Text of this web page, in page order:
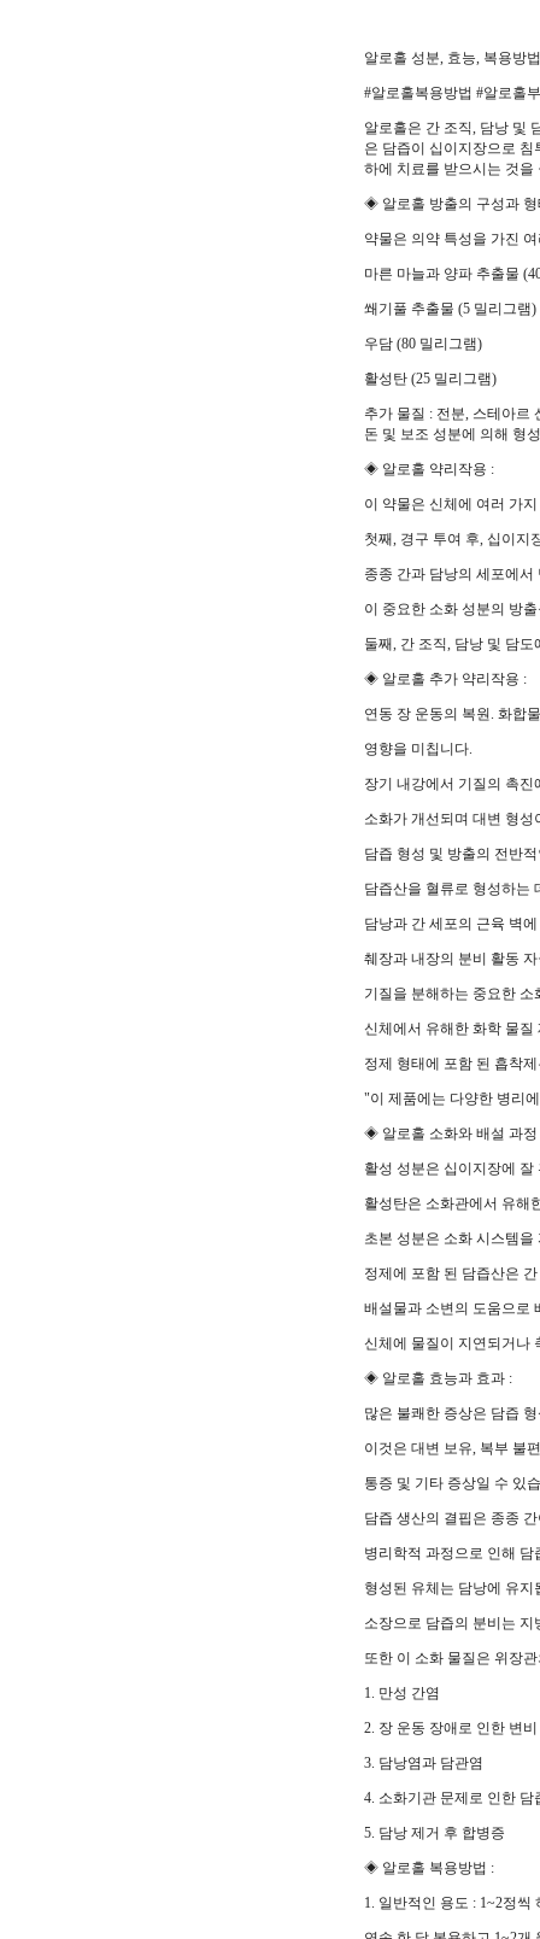
알로홀 성분, 효능, 복용방
#알로홀복용방법 #알로홀
알로홀은 간 조직, 담낭 및
은 담즙이 십이지장으로
하에 치료를 받으시는 것을
◈ 알로홀 방출의 구성과 형
약물은 의약 특성을 가진
마른 마늘과 양파 추출물
쐐기풀 추출물 (5 밀리그램)
우담 (80 밀리그램)
활성탄 (25 밀리그램)
추가 물질 : 전분, 스테아르
돈 및 보조 성분에 의해 형
◈ 알로홀 약리작용 :
이 약물은 신체에 여러 가
첫째, 경구 투여 후, 십이지
종종 간과 담낭의 세포에
이 중요한 소화 성분의 방
둘째, 간 조직, 담낭 및 담
◈ 알로홀 추가 약리작용 :
연동 장 운동의 복원. 화합
영향을 미칩니다.
장기 내강에서 기질의 촉진
소화가 개선되며 대변 형성
담즙 형성 및 방출의 전반
담즙산을 혈류로 형성하는
담낭과 간 세포의 근육 벽
췌장과 내장의 분비 활동
기질을 분해하는 중요한
신체에서 유해한 화학 물질
정제 형태에 포함 된 흡착
"이 제품에는 다양한 병리
◈ 알로홀 소화와 배설 과정
활성 성분은 십이지장에 잘
활성탄은 소화관에서 유해
초본 성분은 소화 시스템을
정제에 포함 된 담즙산은
배설물과 소변의 도움으로
신체에 물질이 지연되거나
◈ 알로홀 효능과 효과 :
많은 불쾌한 증상은 담즙
이것은 대변 보유, 복부 불
통증 및 기타 증상일 수 있
담즙 생산의 결핍은 종종
병리학적 과정으로 인해
형성된 유체는 담낭에 유지
소장으로 담즙의 분비는
또한 이 소화 물질은 위장
1. 만성 간염
2. 장 운동 장애로 인한 변비
3. 담낭염과 담관염
4. 소화기관 문제로 인한 담
5. 담낭 제거 후 합병증
◈ 알로홀 복용방법 :
1. 일반적인 용도 : 1~2정씩